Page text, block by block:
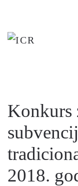
to
Konkurs
2018.